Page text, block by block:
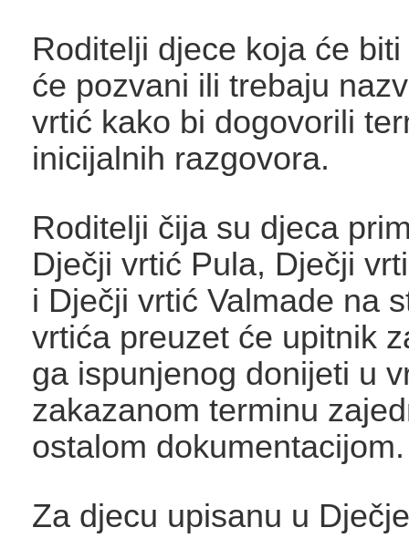
Roditelji djece koja će
će pozvani ili trebaju
vrtić kako bi dogovorili
inicijalnih razgovora.
Roditelji čija su djeca
Dječji vrtić Pula, Dječji
i Dječji vrtić Valmade na
vrtića preuzet će upitnik
ga ispunjenog donijeti u
zakazanom terminu
ostalom dokumentacijom.
Za djecu upisanu u